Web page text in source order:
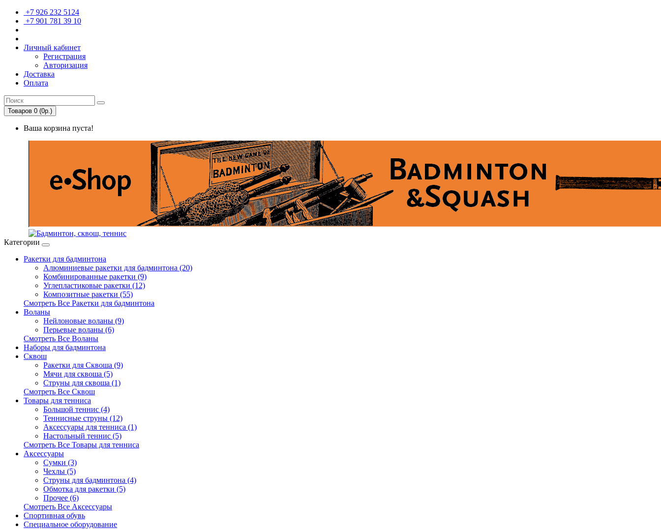
+7 926 232 5124
+7 901 781 39 10
Личный кабинет
Регистрация
Авторизация
Доставка
Оплата
Товаров 0 (0р.)
Ваша корзина пуста!
Категории
Ракетки для бадминтона
Алюминиевые ракетки для бадминтона (20)
Комбинированные ракетки (9)
Углепластиковые ракетки (12)
Композитные ракетки (55)
Смотреть Все Ракетки для бадминтона
Воланы
Нейлоновые воланы (9)
Перьевые воланы (6)
Смотреть Все Воланы
Наборы для бадминтона
Сквош
Ракетки для Сквоша (9)
Мячи для сквоша (5)
Cтруны для сквоша (1)
Смотреть Все Сквош
Товары для тенниса
Большой теннис (4)
Теннисные струны (12)
Аксессуары для тенниса (1)
Настольный теннис (5)
Смотреть Все Товары для тенниса
Аксессуары
Сумки (3)
Чехлы (5)
Струны для бадминтона (4)
Обмотка для ракетки (5)
Прочее (6)
Смотреть Все Аксессуары
Спортивная обувь
Специальное оборудование